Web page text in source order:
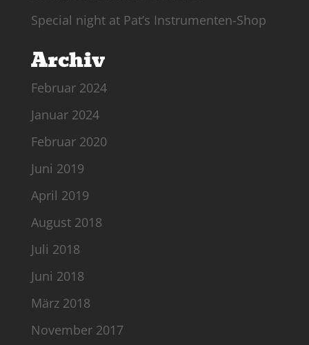
Special night at Pat’s Instrumenten-Shop
Archiv
Februar 2024
Januar 2024
Februar 2020
Juni 2019
April 2019
August 2018
Juli 2018
Juni 2018
März 2018
November 2017